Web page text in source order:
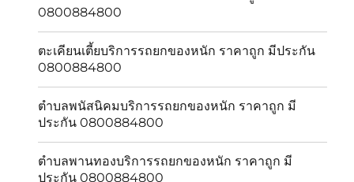
0800884800
ตะเคียนเตี้ยบริการรถยกของหนัก ราคาถูก มีประกัน
0800884800
ตำบลพนัสนิคมบริการรถยกของหนัก ราคาถูก มี
ประกัน 0800884800
ตำบลพานทองบริการรถยกของหนัก ราคาถูก มี
ประกัน 0800884800